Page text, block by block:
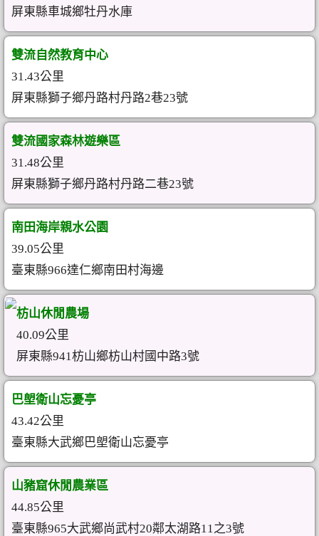
屏東縣車城鄉牡丹水庫
雙流自然教育中心
31.43公里
屏東縣獅子鄉丹路村丹路2巷23號
雙流國家森林遊樂區
31.48公里
屏東縣獅子鄉丹路村丹路二巷23號
南田海岸親水公園
39.05公里
臺東縣966達仁鄉南田村海邊
枋山休閒農場
40.09公里
屏東縣941枋山鄉枋山村國中路3號
巴塱衛山忘憂亭
43.42公里
臺東縣大武鄉巴塱衛山忘憂亭
山豬窟休閒農業區
44.85公里
臺東縣965大武鄉尚武村20鄰太湖路11之3號